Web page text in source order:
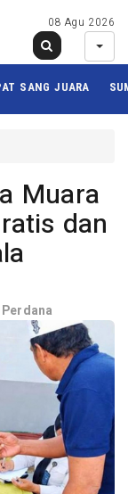
08 Agu 2026
SANG JUARA
Muara
dan